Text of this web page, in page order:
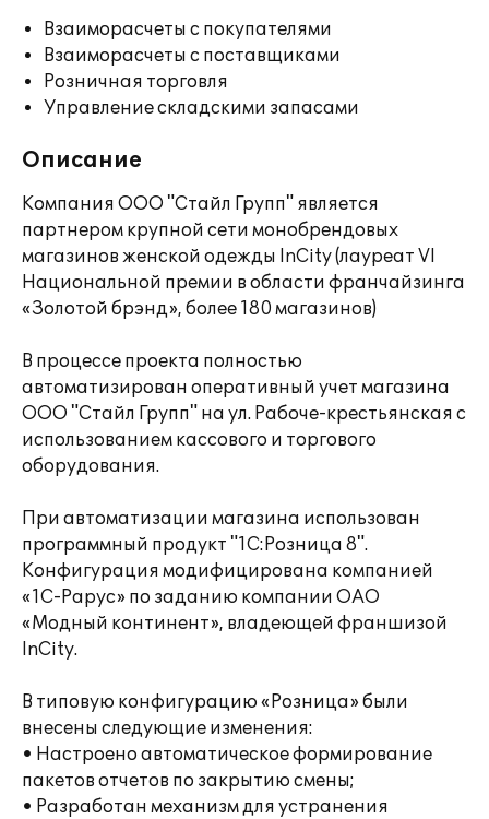
Взаиморасчеты с покупателями
Взаиморасчеты с поставщиками
Розничная торговля
Управление складскими запасами
Описание
Компания ООО "Стайл Групп" является
партнером крупной сети монобрендовых
магазинов женской одежды InCity (лауреат VI
Национальной премии в области франчайзинга
«Золотой брэнд», более 180 магазинов)
В процессе проекта полностью
автоматизирован оперативный учет магазина
ООО "Стайл Групп" на ул. Рабоче-крестьянская с
использованием кассового и торгового
оборудования.
При автоматизации магазина использован
программный продукт "1С:Розница 8".
Конфигурация модифицирована компанией
«1С-Рарус» по заданию компании ОАО
«Модный континент», владеющей франшизой
InCity.
В типовую конфигурацию «Розница» были
внесены следующие изменения:
• Настроено автоматическое формирование
пакетов отчетов по закрытию смены;
• Разработан механизм для устранения